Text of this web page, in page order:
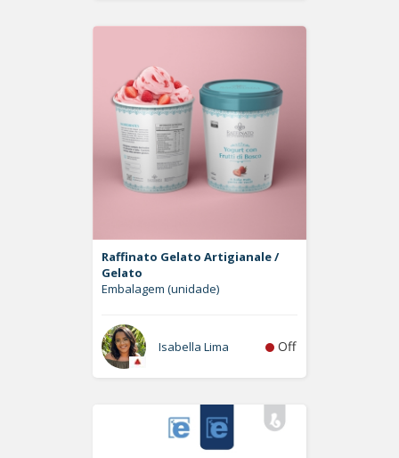
Raffinato Gelato Artigianale /
Gelato
Embalagem (unidade)
Isabella Lima Off